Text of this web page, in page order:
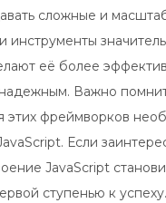
сложные и
инструменты
её более
Важно
этих фреймворков
Если
JavaScript
ступенью к успеху.